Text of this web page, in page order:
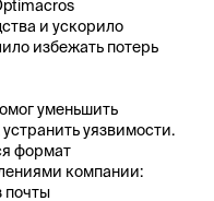
и ускорило
избежать потерь
уменьшить
уязвимости.
формат
компании:
почты